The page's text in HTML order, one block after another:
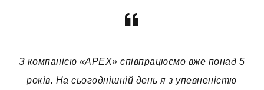
З компанією «APEX» співпрацюємо вже понад 5
років. На сьогоднішній день я з упевненістю